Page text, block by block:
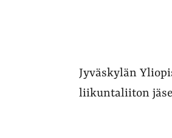
Jyväskylän
liikuntaliiton